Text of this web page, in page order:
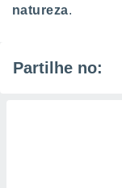
natureza.
Partilhe no: